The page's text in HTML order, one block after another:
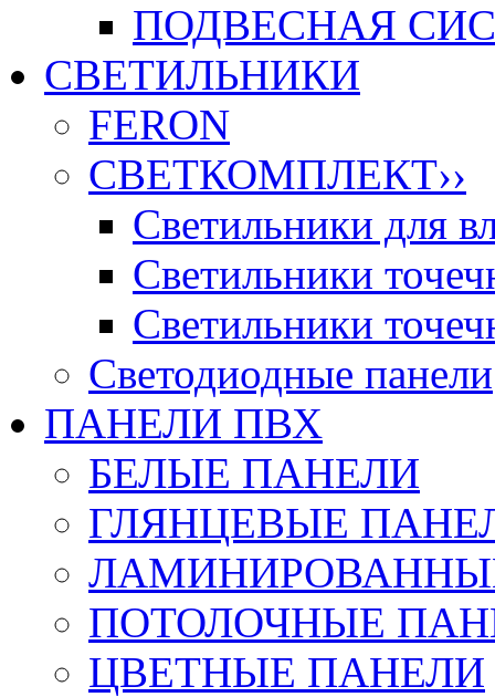
ПОДВЕСНАЯ
СВЕТИЛЬНИКИ
FERON
СВЕТКОМПЛЕКТ››
Светильники для
Светильники
Светильники
Светодиодные панели
ПАНЕЛИ ПВХ
БЕЛЫЕ ПАНЕЛИ
ГЛЯНЦЕВЫЕ
ПОТОЛОЧНЫЕ
ЦВЕТНЫЕ ПАНЕЛИ